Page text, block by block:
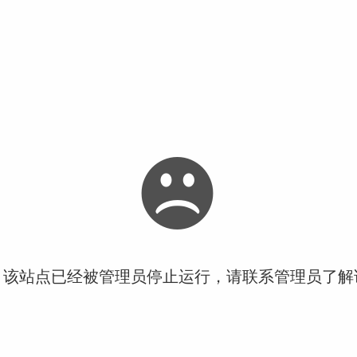
站点已经被管理员停止运行，请联系管理员了